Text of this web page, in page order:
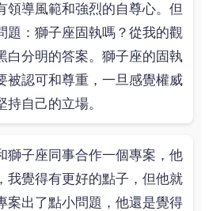
領導風範和強烈的自尊心。但
題：獅子座固執嗎？從我的觀
白分明的答案。獅子座的固執
被認可和尊重，一旦感覺權威
自己的立場。
獅子座同事合作一個專案，他
我覺得有更好的點子，但他就
案出了點小問題，他還是覺得